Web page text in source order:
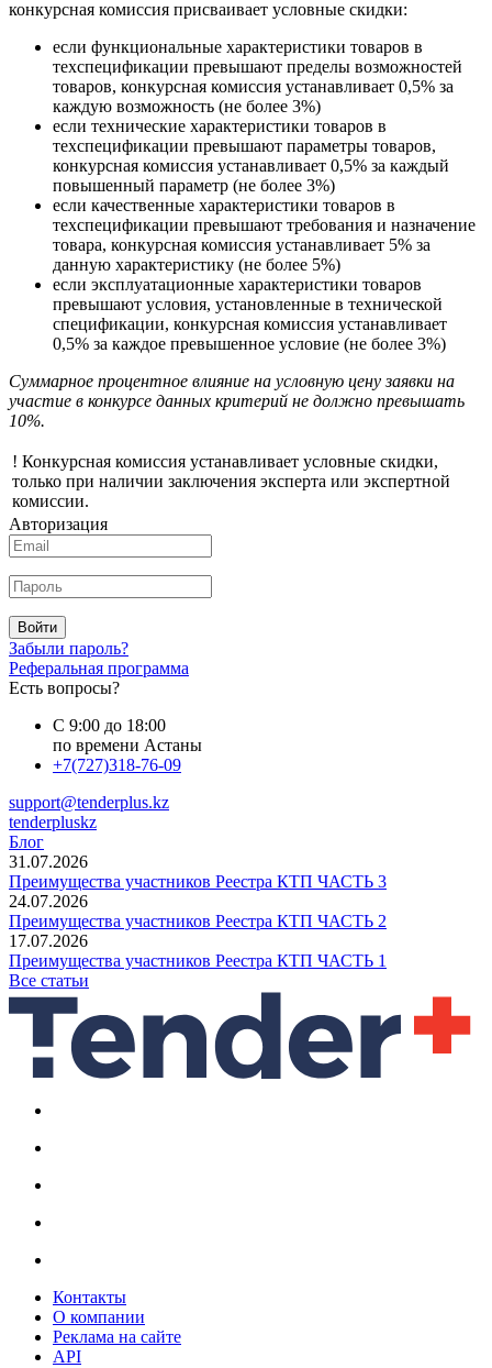
конкурсная комиссия присваивает условные скидки:
если функциональные характеристики товаров в
техспецификации превышают пределы возможностей
товаров, конкурсная комиссия устанавливает 0,5% за
каждую возможность (не более 3%)
если технические характеристики товаров в
техспецификации превышают параметры товаров,
конкурсная комиссия устанавливает 0,5% за каждый
повышенный параметр (не более 3%)
если качественные характеристики товаров в
техспецификации превышают требования и назначение
товара, конкурсная комиссия устанавливает 5% за
данную характеристику (не более 5%)
если эксплуатационные характеристики товаров
превышают условия, установленные в технической
спецификации, конкурсная комиссия устанавливает
0,5% за каждое превышенное условие (не более 3%)
Суммарное процентное влияние на условную цену заявки на
участие в конкурсе данных критерий не должно превышать
10%.
! Конкурсная комиссия устанавливает условные скидки,
только при наличии заключения эксперта или экспертной
комиссии.
Авторизация
Войти
Забыли пароль?
Реферальная программа
Есть вопросы?
С 9:00 до 18:00
по времени Астаны
+7(727)318-76-09
support@tenderplus.kz
tenderpluskz
Блог
31.07.2026
Преимущества участников Реестра КТП ЧАСТЬ 3
24.07.2026
Преимущества участников Реестра КТП ЧАСТЬ 2
17.07.2026
Преимущества участников Реестра КТП ЧАСТЬ 1
Все статьи
Контакты
О компании
Реклама на сайте
API